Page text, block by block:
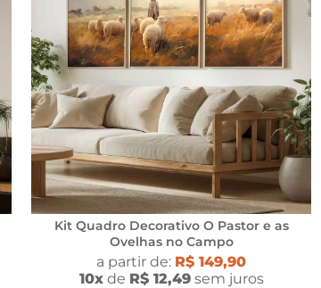
Kit Quadro Decorativo O Pastor e as
Ovelhas no Campo
a partir de: R$ 149,90
10xde R$ 12,49sem juros